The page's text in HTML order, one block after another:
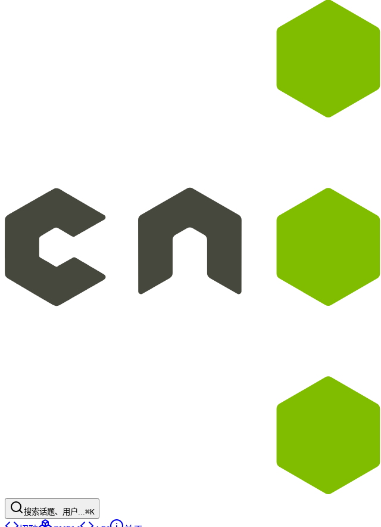
搜索话题、用户...⌘K